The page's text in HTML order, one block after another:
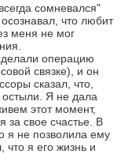
сомневался"
что любит
меня не мог
операцию
связке), и он
сказал, что,
Я не дала
этот момент,
за свое счастье. В
я не позволила ему
что я его жизнь и